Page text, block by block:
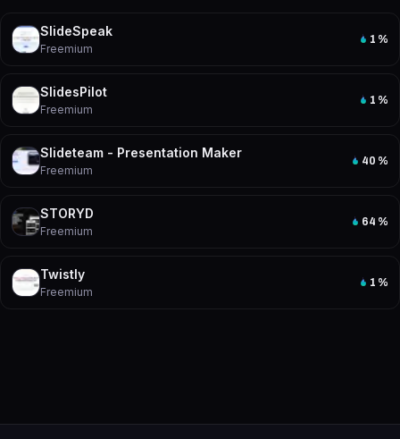
SlideSpeak
Freemium
1 %
SlidesPilot
Freemium
1 %
Slideteam - Presentation Maker
Freemium
40 %
STORYD
Freemium
64 %
Twistly
Freemium
1 %